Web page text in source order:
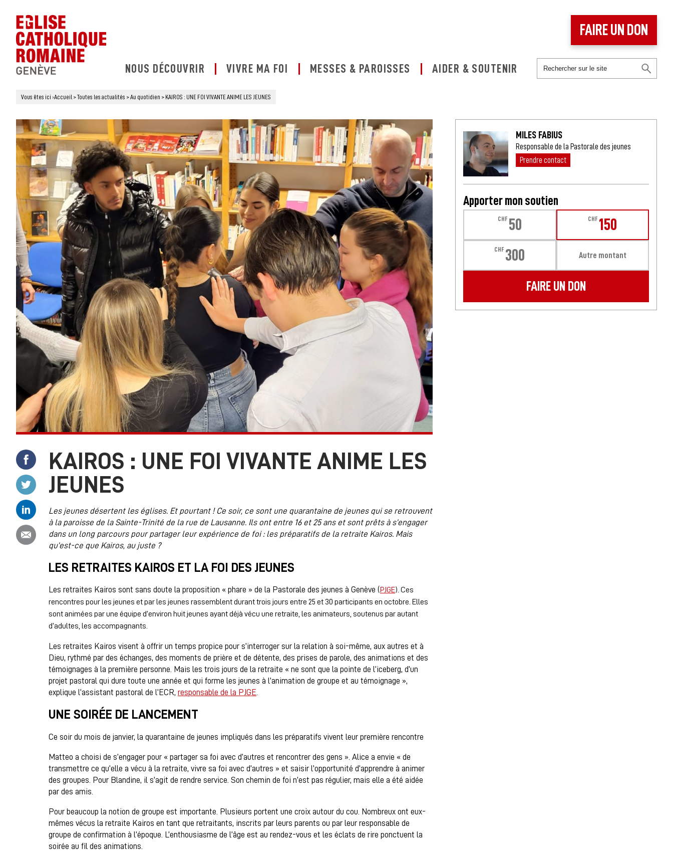
NOUS DÉCOUVRIR VIVRE MA FOI MESSES & PAROISSES AIDER & SOUTENIR
FAIRE UN DON
Vous êtes ici ›Accueil >Toutes les actualités >Au quotidien > KAIROS : UNE FOI VIVANTE ANIME LES JEUNES
Partager ce contenu sur Facebook
Partager ce contenu sur Twitter
Partager ce contenu par email
KAIROS : UNE FOI VIVANTE ANIME LES
JEUNES
Les jeunes désertent les églises. Et pourtant ! Ce soir, ce sont une quarantaine de jeunes qui se retrouvent
à la paroisse de la Sainte-Trinité de la rue de Lausanne. Ils ont entre 16 et 25 ans et sont prêts à s’engager
dans un long parcours pour partager leur expérience de foi : les préparatifs de la retraite Kairos. Mais
qu’est-ce que Kairos, au juste ?
LES RETRAITES KAIROS ET LA FOI DES JEUNES
Les retraites Kairos sont sans doute la proposition « phare » de la Pastorale des jeunes à Genève ( PJGE). Ces
rencontres pour les jeunes et par les jeunes rassemblent durant trois jours entre 25 et 30 participants en octobre. Elles
sont animées par une équipe d’environ huit jeunes ayant déjà vécu une retraite, les animateurs, soutenus par autant
d’adultes, les accompagnants.
Les retraites Kairos visent à offrir un temps propice pour s’interroger sur la relation à soi-même, aux autres et à
Dieu, rythmé par des échanges, des moments de prière et de détente, des prises de parole, des animations et des
témoignages à la première personne. Mais les trois jours de la retraite « ne sont que la pointe de l’iceberg, d’un
projet pastoral qui dure toute une année et qui forme les jeunes à l’animation de groupe et au témoignage »,
explique l’assistant pastoral de l’ECR, responsable de la PJGE
UNE SOIRÉE DE LANCEMENT
Ce soir du mois de janvier, la quarantaine de jeunes impliqués dans les préparatifs vivent leur première rencontre
Matteo a choisi de s’engager pour « partager sa foi avec d’autres et rencontrer des gens ». Alice a envie « de
transmettre ce qu’elle a vécu à la retraite, vivre sa foi avec d’autres » et saisir l’opportunité d’apprendre à animer
des groupes. Pour Blandine, il s’agit de rendre service. Son chemin de foi n’est pas régulier, mais elle a été aidée
par des amis.
Pour beaucoup la notion de groupe est importante. Plusieurs portent une croix autour du cou. Nombreux ont eux-
mêmes vécus la retraite Kairos en tant que retraitants, inscrits par leurs parents ou par leur responsable de
groupe de confirmation à l’époque. L’enthousiasme de l’âge est au rendez-vous et les éclats de rire ponctuent la
soirée au fil des animations.
MILES FABIUS
Responsable de la Pastorale des jeunes
Prendre contact
Apporter mon soutien
CHF 50 CHF 150
CHF 300 Autre montant
FAIRE UN DON